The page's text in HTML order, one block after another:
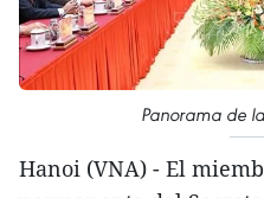
Panorama de
Hanoi (VNA) - El